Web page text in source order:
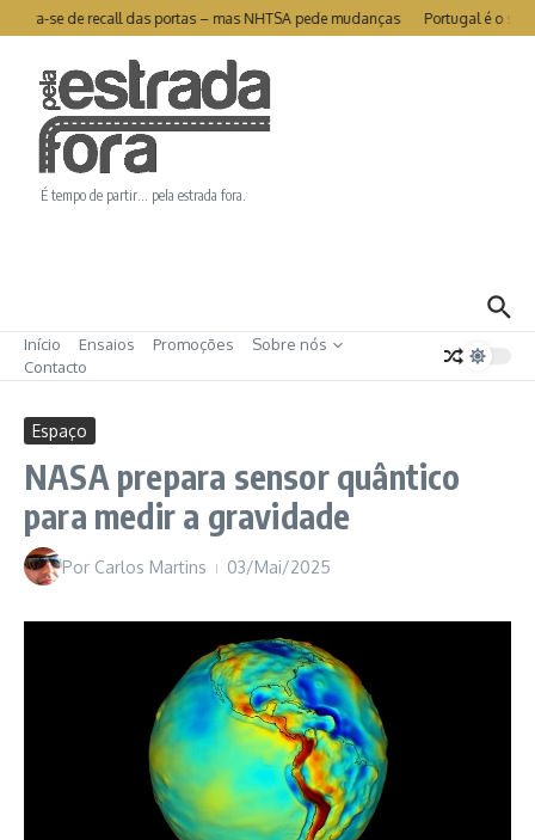
Ir para o conteúdo
livra-se de recall das portas – mas NHTSA pede mudanças Portugal é o
É tempo de partir… pela estrada fora.
Início Ensaios Promoções
Sobre nós
Contacto
Espaço
NASA prepara sensor quântico
para medir a gravidade
Por Carlos Martins 03/Mai/2025